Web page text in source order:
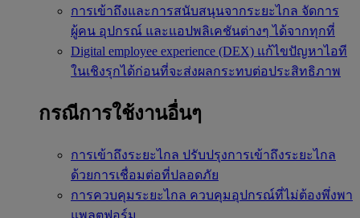
การเข้าถึงและการสนับสนุนจากระยะไกล จัดการ
ผู้คน อุปกรณ์ และแอปพลิเคชันต่างๆ ได้จากทุกที่
Digital employee experience (DEX) แก้ไขปัญหาไอที
ในเชิงรุกได้ก่อนที่จะส่งผลกระทบต่อประสิทธิภาพ
กรณีการใช้งานอื่นๆ
การเข้าถึงระยะไกล ปรับปรุงการเข้าถึงระยะไกล
ด้วยการเชื่อมต่อที่ปลอดภัย
การควบคุมระยะไกล ควบคุมอุปกรณ์ที่ไม่ต้องพึ่งพา
แพลตฟอร์ม